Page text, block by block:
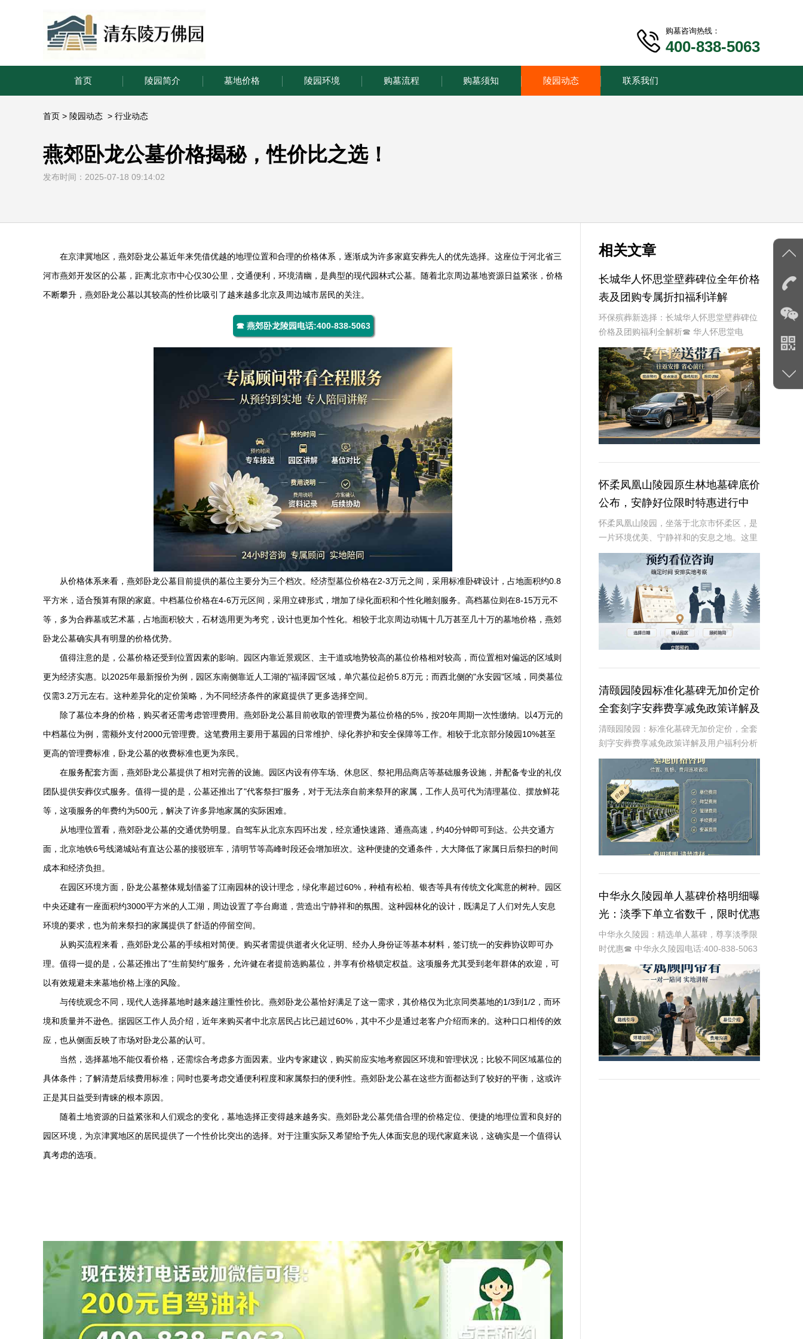
购墓咨询热线：
400-838-5063
首页 陵园简介 墓地价格 陵园环境 购墓流程 购墓须知 陵园动态 联系我们
首页 > 陵园动态 > 行业动态
燕郊卧龙公墓价格揭秘，性价比之选！
发布时间：2025-07-18 09:14:02
在京津冀地区，燕郊卧龙公墓近年来凭借优越的地理位置和合理的价格体系，逐渐成为许多家庭安葬先人的优先选择。这座位于河北省三
河市燕郊开发区的公墓，距离北京市中心仅30公里，交通便利，环境清幽，是典型的现代园林式公墓。随着北京周边墓地资源日益紧张，价格
不断攀升，燕郊卧龙公墓以其较高的性价比吸引了越来越多北京及周边城市居民的关注。
☎ 燕郊卧龙陵园电话:400-838-5063
从价格体系来看，燕郊卧龙公墓目前提供的墓位主要分为三个档次。经济型墓位价格在2-3万元之间，采用标准卧碑设计，占地面积约0.8
平方米，适合预算有限的家庭。中档墓位价格在4-6万元区间，采用立碑形式，增加了绿化面积和个性化雕刻服务。高档墓位则在8-15万元不
等，多为合葬墓或艺术墓，占地面积较大，石材选用更为考究，设计也更加个性化。相较于北京周边动辄十几万甚至几十万的墓地价格，燕郊
卧龙公墓确实具有明显的价格优势。
值得注意的是，公墓价格还受到位置因素的影响。园区内靠近景观区、主干道或地势较高的墓位价格相对较高，而位置相对偏远的区域则
更为经济实惠。以2025年最新报价为例，园区东南侧靠近人工湖的"福泽园"区域，单穴墓位起价5.8万元；而西北侧的"永安园"区域，同类墓位
仅需3.2万元左右。这种差异化的定价策略，为不同经济条件的家庭提供了更多选择空间。
除了墓位本身的价格，购买者还需考虑管理费用。燕郊卧龙公墓目前收取的管理费为墓位价格的5%，按20年周期一次性缴纳。以4万元的
中档墓位为例，需额外支付2000元管理费。这笔费用主要用于墓园的日常维护、绿化养护和安全保障等工作。相较于北京部分陵园10%甚至
更高的管理费标准，卧龙公墓的收费标准也更为亲民。
在服务配套方面，燕郊卧龙公墓提供了相对完善的设施。园区内设有停车场、休息区、祭祀用品商店等基础服务设施，并配备专业的礼仪
团队提供安葬仪式服务。值得一提的是，公墓还推出了"代客祭扫"服务，对于无法亲自前来祭拜的家属，工作人员可代为清理墓位、摆放鲜花
等，这项服务的年费约为500元，解决了许多异地家属的实际困难。
从地理位置看，燕郊卧龙公墓的交通优势明显。自驾车从北京东四环出发，经京通快速路、通燕高速，约40分钟即可到达。公共交通方
面，北京地铁6号线潞城站有直达公墓的接驳班车，清明节等高峰时段还会增加班次。这种便捷的交通条件，大大降低了家属日后祭扫的时间
成本和经济负担。
在园区环境方面，卧龙公墓整体规划借鉴了江南园林的设计理念，绿化率超过60%，种植有松柏、银杏等具有传统文化寓意的树种。园区
中央还建有一座面积约3000平方米的人工湖，周边设置了亭台廊道，营造出宁静祥和的氛围。这种园林化的设计，既满足了人们对先人安息
环境的要求，也为前来祭扫的家属提供了舒适的停留空间。
从购买流程来看，燕郊卧龙公墓的手续相对简便。购买者需提供逝者火化证明、经办人身份证等基本材料，签订统一的安葬协议即可办
理。值得一提的是，公墓还推出了"生前契约"服务，允许健在者提前选购墓位，并享有价格锁定权益。这项服务尤其受到老年群体的欢迎，可
以有效规避未来墓地价格上涨的风险。
与传统观念不同，现代人选择墓地时越来越注重性价比。燕郊卧龙公墓恰好满足了这一需求，其价格仅为北京同类墓地的1/3到1/2，而环
境和质量并不逊色。据园区工作人员介绍，近年来购买者中北京居民占比已超过60%，其中不少是通过老客户介绍而来的。这种口口相传的效
应，也从侧面反映了市场对卧龙公墓的认可。
当然，选择墓地不能仅看价格，还需综合考虑多方面因素。业内专家建议，购买前应实地考察园区环境和管理状况；比较不同区域墓位的
具体条件；了解清楚后续费用标准；同时也要考虑交通便利程度和家属祭扫的便利性。燕郊卧龙公墓在这些方面都达到了较好的平衡，这或许
正是其日益受到青睐的根本原因。
随着土地资源的日益紧张和人们观念的变化，墓地选择正变得越来越务实。燕郊卧龙公墓凭借合理的价格定位、便捷的地理位置和良好的
园区环境，为京津冀地区的居民提供了一个性价比突出的选择。对于注重实际又希望给予先人体面安息的现代家庭来说，这确实是一个值得认
真考虑的选项。
相关文章
长城华人怀思堂壁葬碑位全年价格
表及团购专属折扣福利详解
环保殡葬新选择：长城华人怀思堂壁葬碑位
价格及团购福利全解析☎ 华人怀思堂电
话:400-838-5063随着现代人对身后事的规
划日益细致，壁葬作为一种绿色、节地的殡
葬方式逐渐走进大众视野。长城华人怀思
怀柔凤凰山陵园原生林地墓碑底价
公布，安静好位限时特惠进行中
怀柔凤凰山陵园，坐落于北京市怀柔区，是
一片环境优美、宁静祥和的安息之地。这里
不仅拥有得天独厚的自然环境，还以其独特
的原生林地墓碑设计，为逝者提供一个安静
而尊贵的归宿。近期，陵园推出了一项限时
特惠活动，
清颐园陵园标准化墓碑无加价定价
全套刻字安葬费享减免政策详解及
用户福利分析
清颐园陵园：标准化墓碑无加价定价，全套
刻字安葬费享减免政策详解及用户福利分析
☎ 清颐园公墓电话:400-838-5063在现代社
会，人们对死亡和身后事的规划越来越重
视。清颐园陵园作为一家专业的陵园服
中华永久陵园单人墓碑价格明细曝
光：淡季下单立省数千，限时优惠
深度解析
中华永久陵园：精选单人墓碑，尊享淡季限
时优惠☎ 中华永久陵园电话:400-838-5063
中华永久陵园，作为国内知名的陵园品牌，
始终以提供高品质的墓碑产品和服务为己
任。本文将全面解析中华永久陵园多款